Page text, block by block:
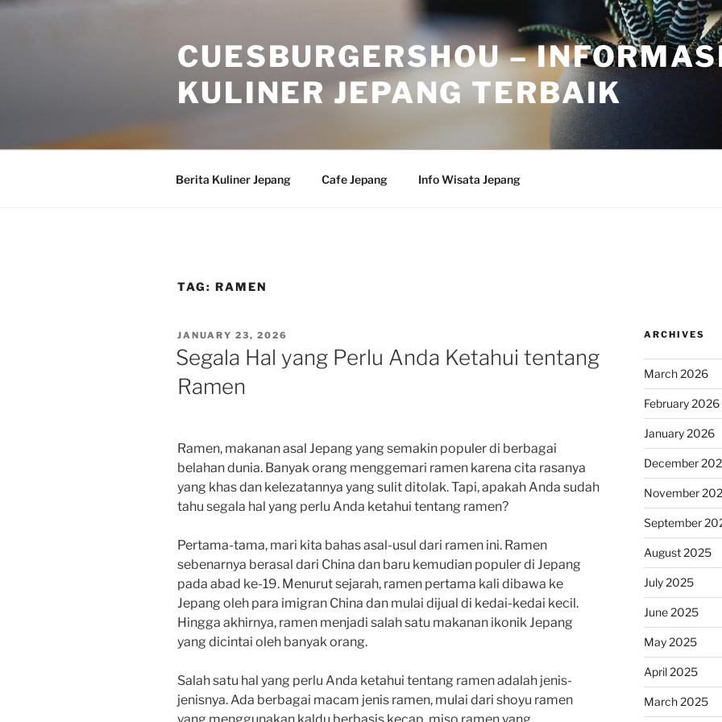
Skip
CUESBURGERSHOU –
KULINER JEPANG TERBAIK
Berita Kuliner Jepang Cafe Jepang Info Wisata Jepang
TAG: RAMEN
POSTED
ON
JANUARY 23, 2026
Segala Hal yang Perlu Anda Ketahui tentang
Ramen
Ramen, makanan asal Jepang yang semakin populer di berbagai
belahan dunia. Banyak orang menggemari ramen karena cita rasanya
yang khas dan kelezatannya yang sulit ditolak. Tapi, apakah Anda sudah
tahu segala hal yang perlu Anda ketahui tentang ramen?
Pertama-tama, mari kita bahas asal-usul dari ramen ini. Ramen
sebenarnya berasal dari China dan baru kemudian populer di Jepang
pada abad ke-19. Menurut sejarah, ramen pertama kali dibawa ke
Jepang oleh para imigran China dan mulai dijual di kedai-kedai kecil.
Hingga akhirnya, ramen menjadi salah satu makanan ikonik Jepang
yang dicintai oleh banyak orang.
Salah satu hal yang perlu Anda ketahui tentang ramen adalah jenis-
jenisnya. Ada berbagai macam jenis ramen, mulai dari shoyu ramen
ARCHIVES
March 2026
February 2026
January 2026
December
November
September
August 2025
July 2025
June 2025
May 2025
April 2025
March 2025